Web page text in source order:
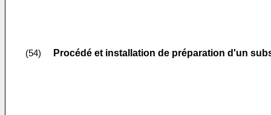
(54) Procédé et installation de préparation d'un